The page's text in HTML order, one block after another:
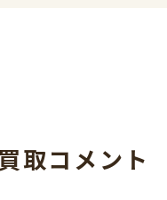
買取コメント